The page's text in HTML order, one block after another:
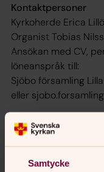
Samtycke
Kontaktpersoner
Kyrkoherde Erica
Organist Tobias
Ansökan med CV,
löneanspråk till:
Sjöbo församling
eller
Löpande intervjuer
Intervju med